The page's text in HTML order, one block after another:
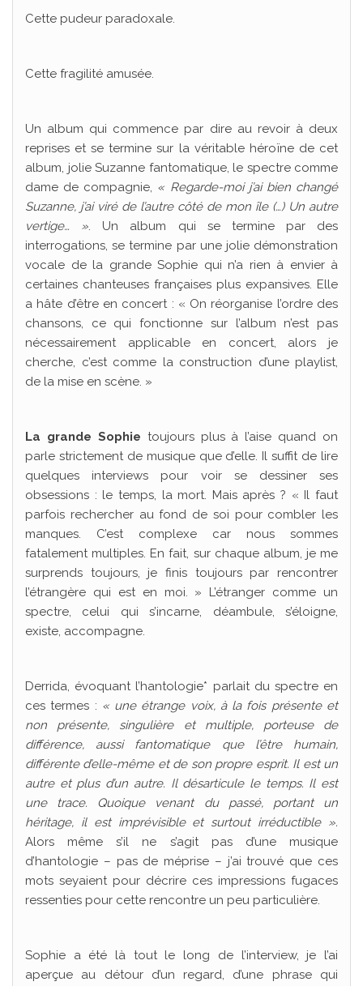
Cette pudeur paradoxale.
Cette fragilité amusée.
Un album qui commence par dire au revoir à deux
reprises et se termine sur la véritable héroïne de cet
album, jolie Suzanne fantomatique, le spectre comme
dame de compagnie, « Regarde-moi j’ai bien changé
Suzanne, j’ai viré de l’autre côté de mon île (…) Un autre
vertige… ». Un album qui se termine par des
interrogations, se termine par une jolie démonstration
vocale de la grande Sophie qui n’a rien à envier à
certaines chanteuses françaises plus expansives. Elle
a hâte d’être en concert : « On réorganise l’ordre des
chansons, ce qui fonctionne sur l’album n’est pas
nécessairement applicable en concert, alors je
cherche, c’est comme la construction d’une playlist,
de la mise en scène. »
La grande Sophie toujours plus à l’aise quand on
parle strictement de musique que d’elle. Il suffit de lire
quelques interviews pour voir se dessiner ses
obsessions : le temps, la mort. Mais après ? « Il faut
parfois rechercher au fond de soi pour combler les
manques. C’est complexe car nous sommes
fatalement multiples. En fait, sur chaque album, je me
surprends toujours, je finis toujours par rencontrer
l’étrangère qui est en moi. » L’étranger comme un
spectre, celui qui s’incarne, déambule, s’éloigne,
existe, accompagne.
Derrida, évoquant l’hantologie* parlait du spectre en
ces termes : « une étrange voix, à la fois présente et
non présente, singulière et multiple, porteuse de
différence, aussi fantomatique que l’être humain,
différente d’elle-même et de son propre esprit. Il est un
autre et plus d’un autre. Il désarticule le temps. Il est
une trace. Quoique venant du passé, portant un
héritage, il est imprévisible et surtout irréductible ».
Alors même s’il ne s’agit pas d’une musique
d’hantologie – pas de méprise – j’ai trouvé que ces
mots seyaient pour décrire ces impressions fugaces
ressenties pour cette rencontre un peu particulière.
Sophie a été là tout le long de l’interview, je l’ai
aperçue au détour d’un regard, d’une phrase qui